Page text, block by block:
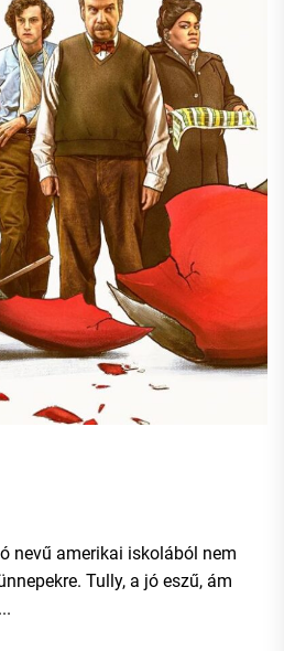
nevű amerikai iskolából nem
Tully, a jó eszű, ám